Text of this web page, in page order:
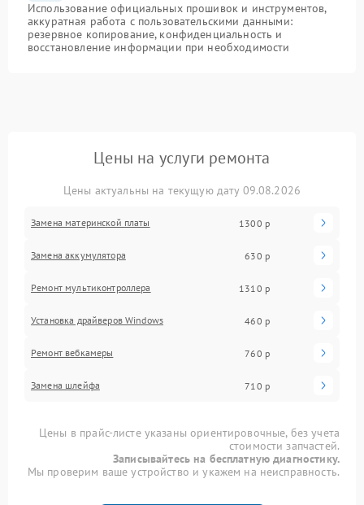
Использование официальных прошивок и инструментов,
аккуратная работа с пользовательскими данными:
резервное копирование, конфиденциальность и
восстановление информации при необходимости
Цены на услуги ремонта
Цены актуальны на текущую дату 09.08.2026
Замена материнской платы 1300 р
Замена аккумулятора 630 р
Ремонт мультиконтроллера 1310 р
Установка драйверов Windows 460 р
Ремонт вебкамеры 760 р
Замена шлейфа 710 р
Цены в прайс-листе указаны ориентировочные, без учета
стоимости запчастей.
Записывайтесь на бесплатную диагностику.
Мы проверим ваше устройство и укажем на неисправность.